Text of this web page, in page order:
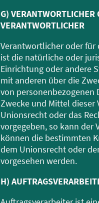
G) VERANTWORTLICHER
VERANTWORTLICHER
Verantwortlicher oder für
ist die natürliche oder
Einrichtung oder andere
mit anderen über die
von personenbezogenen
Zwecke und Mittel dieser
Unionsrecht oder das
vorgegeben, so kann der
können die bestimmten
dem Unionsrecht oder
vorgesehen werden.
H)